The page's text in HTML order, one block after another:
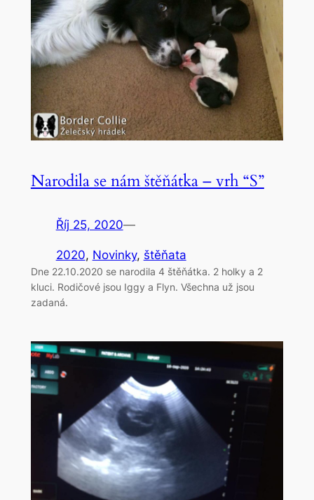
Narodila se nám štěňátka – vrh “S”
Říj 25, 2020—
2020, Novinky, štěňata
Dne 22.10.2020 se narodila 4 štěňátka. 2 holky a 2
kluci. Rodičové jsou Iggy a Flyn. Všechna už jsou
zadaná.